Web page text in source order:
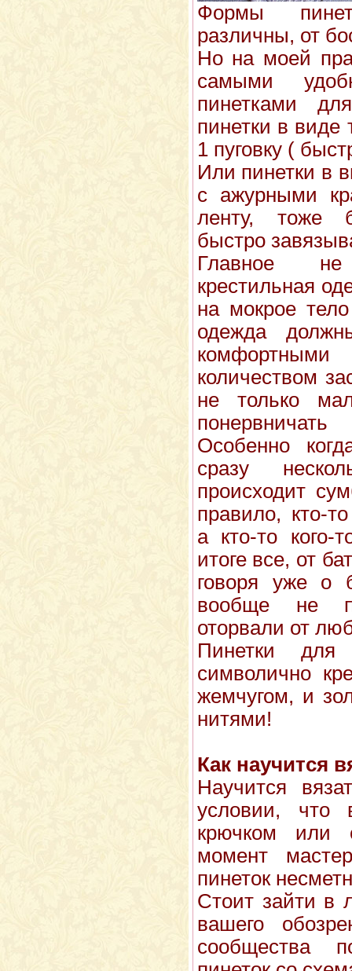
Формы
различны, от
Но на моей
самыми
пинетками
пинетки в виде
1 пуговку (
Или пинетки в
с ажурными
ленту, тоже
быстро
Главное
крестильная
на мокрое
одежда
количеством
не только
Особенно
сразу
происходит
правило, кто-
а кто-то кого-
итоге все, от
говоря уже о
вообще не
оторвали от
Пинетки для
символично
жемчугом, и
нитями!
Как научится
Научится
условии, что
крючком или
момент
пинеток
Стоит зайти в
вашего
сообщества